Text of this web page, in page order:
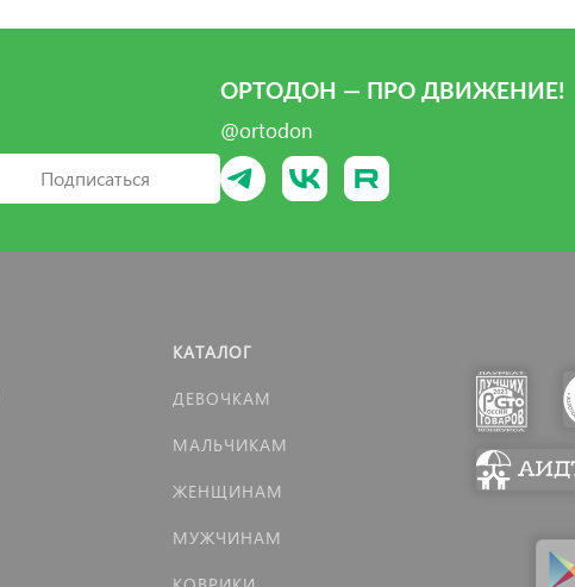
Подписаться
ОРТОДОН — ПРО ДВИЖЕНИЕ!
@ortodon
КАТАЛОГ
ДЕВОЧКАМ
МАЛЬЧИКАМ
ЖЕНЩИНАМ
МУЖЧИНАМ